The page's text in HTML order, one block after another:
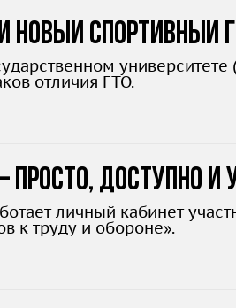
новый спортивный
университете
отличия ГТО.
просто, доступно и
личный кабинет
к труду и обороне».